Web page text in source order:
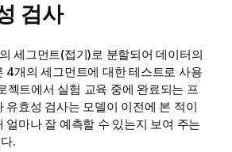
검사
세그먼트(접기)로 분할되어 데이터의
4개의 세그먼트에 대한 테스트로 사용
젝트에서 실험 교육 중에 완료되는 프
유효성 검사는 모델이 이전에 본 적이
얼마나 잘 예측할 수 있는지 보여 주는
.